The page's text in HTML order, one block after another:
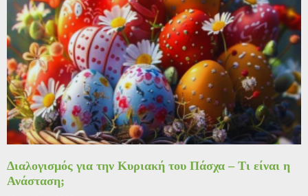
Διαλογισμός για την Κυριακή του Πάσχα – Τι είναι η
Ανάσταση;